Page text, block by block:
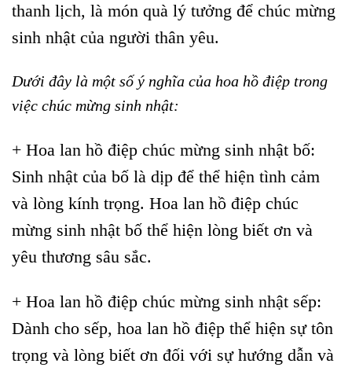
thanh lịch, là món quà lý tưởng để chúc mừng
sinh nhật của người thân yêu.
Dưới đây là một số ý nghĩa của hoa hồ điệp trong
việc chúc mừng sinh nhật:
+ Hoa lan hồ điệp chúc mừng sinh nhật bố:
Sinh nhật của bố là dịp để thể hiện tình cảm
và lòng kính trọng. Hoa lan hồ điệp chúc
mừng sinh nhật bố thể hiện lòng biết ơn và
yêu thương sâu sắc.
+ Hoa lan hồ điệp chúc mừng sinh nhật sếp:
Dành cho sếp, hoa lan hồ điệp thể hiện sự tôn
trọng và lòng biết ơn đối với sự hướng dẫn và